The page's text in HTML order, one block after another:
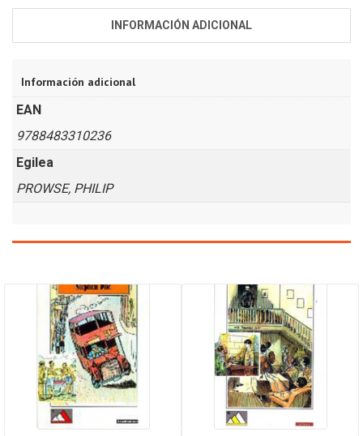
INFORMACIÓN ADICIONAL
Información adicional
EAN
9788483310236
Egilea
PROWSE, PHILIP